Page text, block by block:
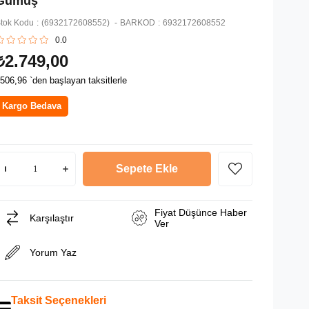
Kodu (6932172608552) BARKOD : 6932172608552
0.0
`den başlayan taksitlerle
Kargo Bedava
Karşılaştır
Fiyat Düşünce Haber
Ver
Yorum Yaz
Taksit Seçenekleri